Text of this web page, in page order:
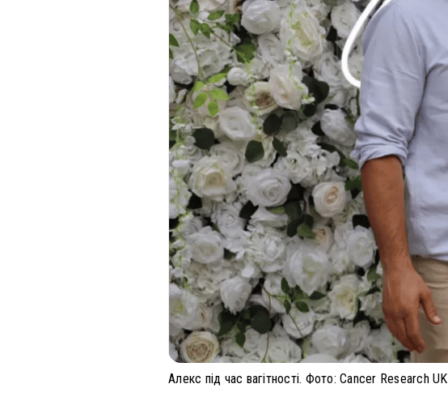
Алекс під час вагітності. Фото: Cancer Research UK